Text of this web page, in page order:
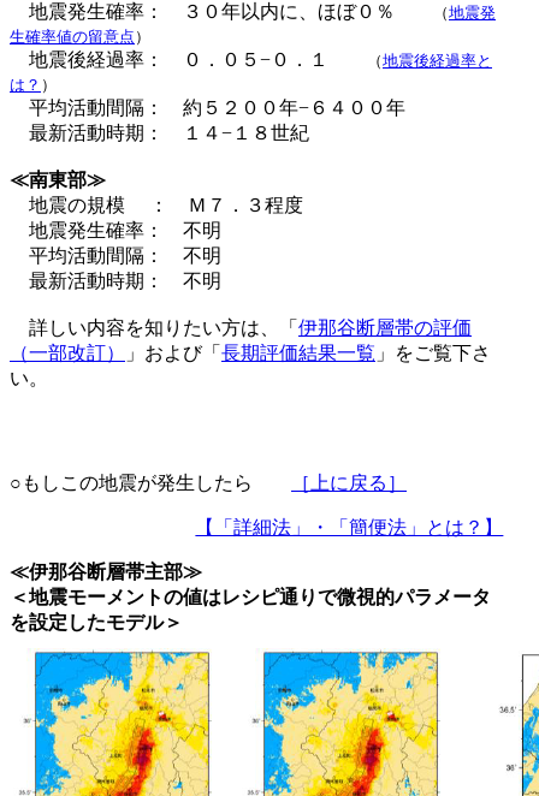
地震発生確率： ３０年以内に、ほぼ０％
（地震発
生確率値の留意点 ）
地震後経過率： ０．０５−０．１ （地震後経過率と
は？ ）
平均活動間隔： 約５２００年−６４００年
最新活動時期： １４−１８世紀
≪南東部≫
地震の規模 ： Ｍ７．３程度
地震発生確率： 不明
平均活動間隔： 不明
最新活動時期： 不明
詳しい内容を知りたい方は、「 伊那谷断層帯の評価
（一部改訂）
」および「 長期評価結果一覧 」をご覧下さ
い。
○もしこの地震が発生したら ［上に戻る］
【「詳細法」・「簡便法」とは？】
≪伊那谷断層帯主部≫
＜地震モーメントの値はレシピ通りで微視的パラメータ
を設定したモデル＞